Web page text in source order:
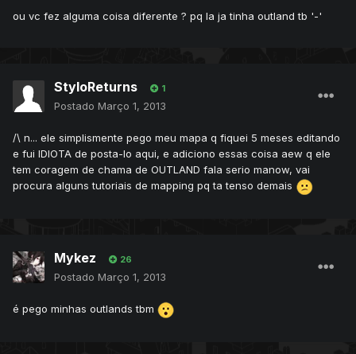
ou vc fez alguma coisa diferente ? pq la ja tinha outland tb '-'
StyloReturns 1
Postado Março 1, 2013
/\ n... ele simplismente pego meu mapa q fiquei 5 meses editando
e fui IDIOTA de posta-lo aqui, e adiciono essas coisa aew q ele
tem coragem de chama de OUTLAND fala serio manow, vai
procura alguns tutoriais de mapping pq ta tenso demais
Mykez 26
Postado Março 1, 2013
é pego minhas outlands tbm